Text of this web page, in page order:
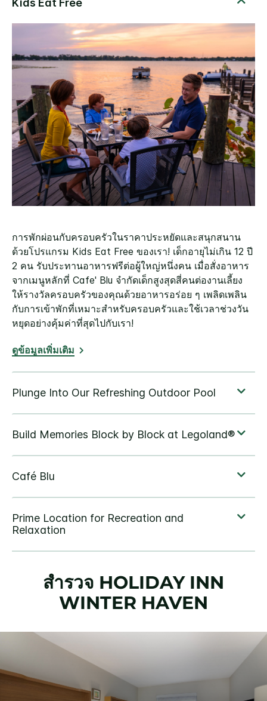
การพักผ่อนกับครอบครัวในราคาประหยัดและสนุกสนาน
ด้วยโปรแกรม Kids Eat Free ของเรา! เด็กอายุไม่เกิน 12 ปี
2 คน รับประทานอาหารฟรีต่อผู้ใหญ่หนึ่งคน เมื่อสั่งอาหาร
จากเมนูหลักที่ Cafe' Blu จำกัดเด็กสูงสุดสี่คนต่องานเลี้ยง
ให้รางวัลครอบครัวของคุณด้วยอาหารอร่อย ๆ เพลิดเพลิน
กับการเข้าพักที่เหมาะสำหรับครอบครัวและใช้เวลาช่วงวัน
หยุดอย่างคุ้มค่าที่สุดไปกับเรา!
ดูข้อมูลเพิ่มเติม
สำรวจ HOLIDAY INN
WINTER HAVEN